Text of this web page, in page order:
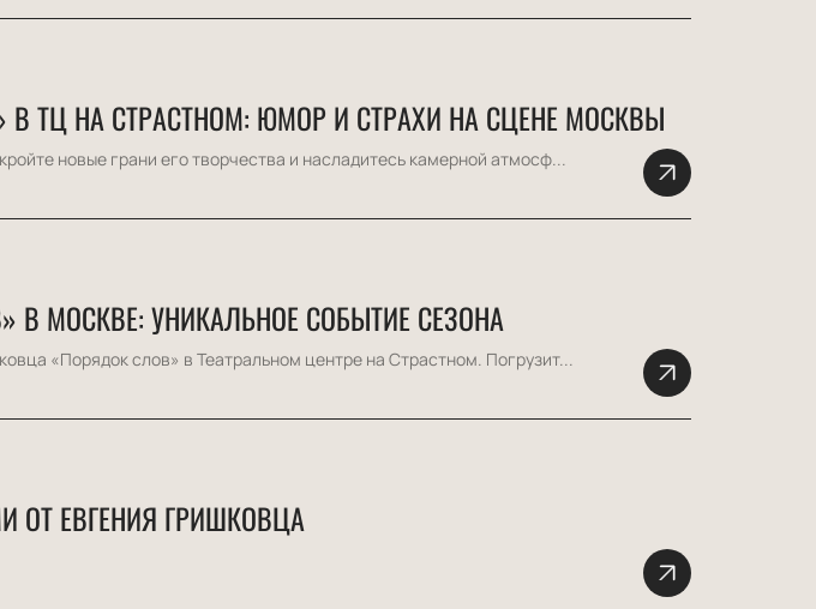
ТЦ НА СТРАСТНОМ: ЮМОР И СТРАХИ НА СЦЕНЕ МОСКВЫ
новые грани его творчества и насладитесь камерной атмосф...
МОСКВЕ: УНИКАЛЬНОЕ СОБЫТИЕ СЕЗОНА
«Порядок слов» в Театральном центре на Страстном. Погрузит...
ОТ ЕВГЕНИЯ ГРИШКОВЦА